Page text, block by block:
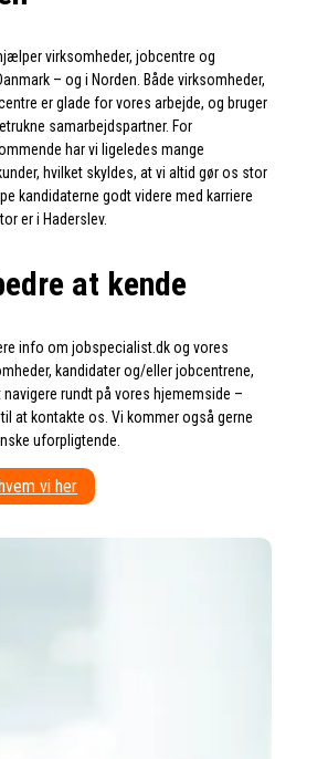
virksomheder, jobcentre og
– og i Norden. Både virksomheder,
er glade for vores arbejde, og bruger
samarbejdspartner. For
har vi ligeledes mange
hvilket skyldes, at vi altid gør os stor
kandidaterne godt videre med karriere
er i Haderslev.
at kende
info om jobspecialist.dk og vores
kandidater og/eller jobcentrene,
rundt på vores hjememside –
at kontakte os. Vi kommer også gerne
uforpligtende.
vi her